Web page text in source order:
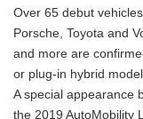
Over 65 debut
Porsche, Toyota and
and more are
or plug-in hybrid
A special appearance
the 2019 AutoMobility